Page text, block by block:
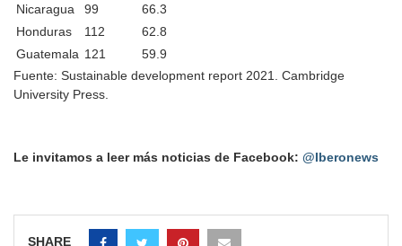
Nicaragua
99
66.3
Honduras
112
62.8
Guatemala 121
59.9
Fuente: Sustainable development report 2021. Cambridge
University Press.
Le invitamos a leer más noticias de Facebook: @Iberonews
SHARE